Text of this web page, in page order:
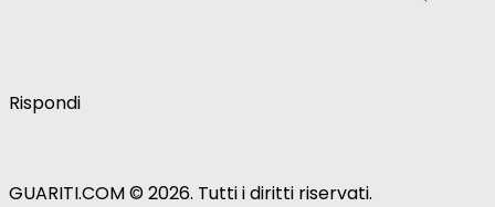
Rispondi
GUARITI.COM © 2026. Tutti i diritti riservati.